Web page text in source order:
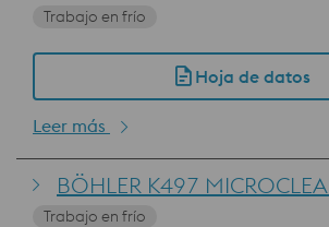
Trabajo en frío
Hoja de datos
Leer más
BÖHLER K497
Trabajo en frío